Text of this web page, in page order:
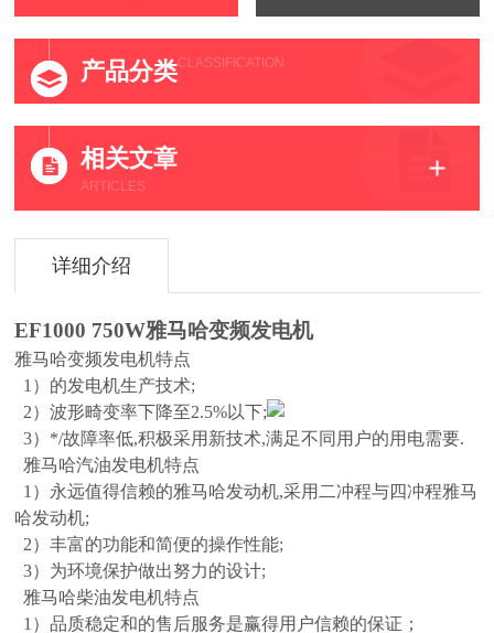
产品分类CLASSIFICATION
相关文章
ARTICLES
详细介绍
EF1000 750W雅马哈变频发电机
雅马哈变频发电机特点
1 ）的发电机生产技术;
2）波形畸变率下降至2.5%以下;
3）*/故障率低,积极采用新技术,满足不同用户的用电需要.
雅马哈汽油发电机特点
1 ）永远值得信赖的雅马哈发动机,采用二冲程与四冲程雅马
哈发动机;
2）丰富的功能和简便的操作性能;
3）为环境保护做出努力的设计;
雅马哈柴油发电机特点
1 ）品质稳定和的售后服务是赢得用户信赖的保证；